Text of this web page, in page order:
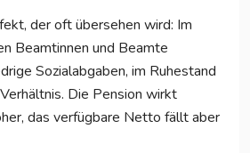
der oft übersehen wird: Im
Beamtinnen und Beamte
Sozialabgaben, im Ruhestand
Die Pension wirkt
das verfügbare Netto fällt aber